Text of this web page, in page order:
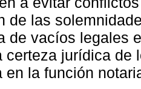
de las
de vacíos legales
certeza jurídica de
en la función